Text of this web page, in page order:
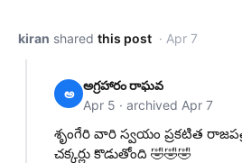
kiran shared this post · Apr 7
అ
అగ్రహారం రాఘవ
Apr 5 · archived Apr 7
శృంగేరి వారి స్వయం ప్రకటిత
చక్కర్లు కొడుతోంది 🤣🤣🤣